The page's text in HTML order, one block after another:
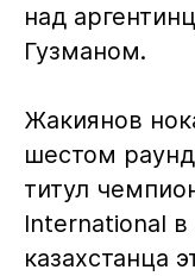
над
Гузманом.
Жакиянов
шестом
титул
International
казахстанца